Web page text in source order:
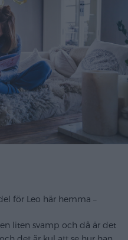
för Leo här hemma –
liten svamp och då är det